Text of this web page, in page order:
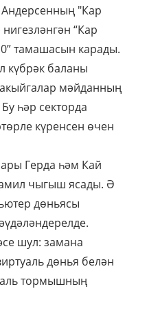
Андерсенның "Кар
“Кар
тамашасын карады.
күбрәк баланы
мәйданның
һәр секторда
күренсен өчен
Герда һәм Кай
чыгыш ясады. Ә
дөньясы
шул: замана
дөнья белән
тормышның